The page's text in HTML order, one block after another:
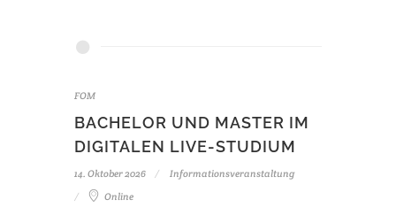
FOM
BACHELOR UND MASTER IM
DIGITALEN LIVE-STUDIUM
14. Oktober 2026
Informationsveranstaltung
Online